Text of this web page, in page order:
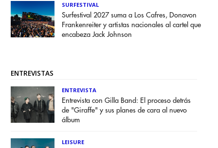
SURFESTIVAL
Surfestival 2027 suma a Los Cafres, Donavon
Frankenreiter y artistas nacionales al cartel que
encabeza Jack Johnson
ENTREVISTAS
ENTREVISTA
Entrevista con Gilla Band: El proceso detrás
de "Giraffe" y sus planes de cara al nuevo
álbum
LEISURE